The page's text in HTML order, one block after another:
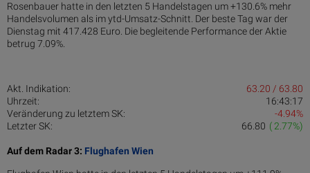
Rosenbauer hatte in den letzten 5 Handelstagen um +130.6% mehr
Handelsvolumen als im ytd-Umsatz-Schnitt. Der beste Tag war der
Dienstag mit 417.428 Euro. Die begleitende Performance der Aktie
betrug 7.09%.
Akt. Indikation:
63.20 / 63.80
Uhrzeit:
16:43:17
Veränderung zu letztem SK:
-4.94%
Letzter SK:
( 2.77%)
66.80
Auf dem Radar 3: Flughafen Wien